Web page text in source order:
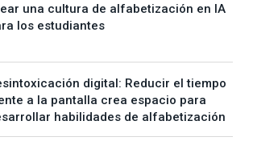
una cultura de alfabetización en IA
los estudiantes
digital: Reducir el tiempo
a la pantalla crea espacio para
habilidades de alfabetización